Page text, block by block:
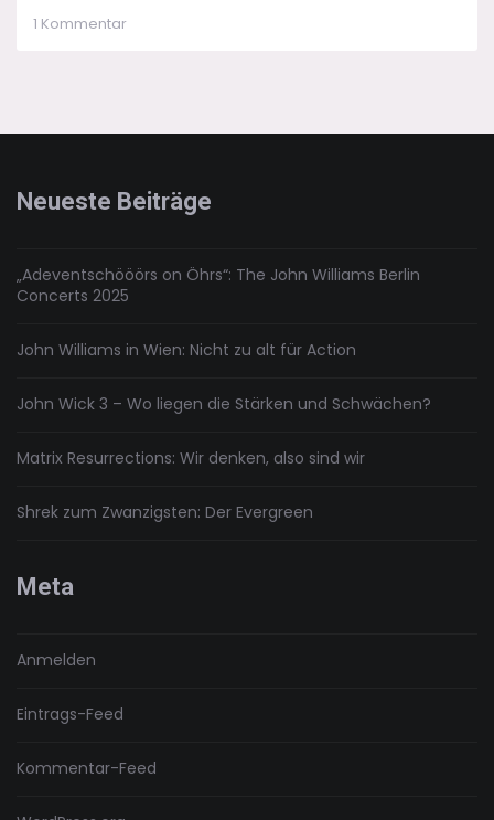
1 Kommentarzu
Neueste Beiträge
„Adeventschööörs on Öhrs“: The John Williams Berlin
Concerts 2025
John Williams in Wien: Nicht zu alt für Action
John Wick 3 – Wo liegen die Stärken und Schwächen?
Matrix Resurrections: Wir denken, also sind wir
Shrek zum Zwanzigsten: Der Evergreen
Meta
Anmelden
Eintrags-Feed
Kommentar-Feed